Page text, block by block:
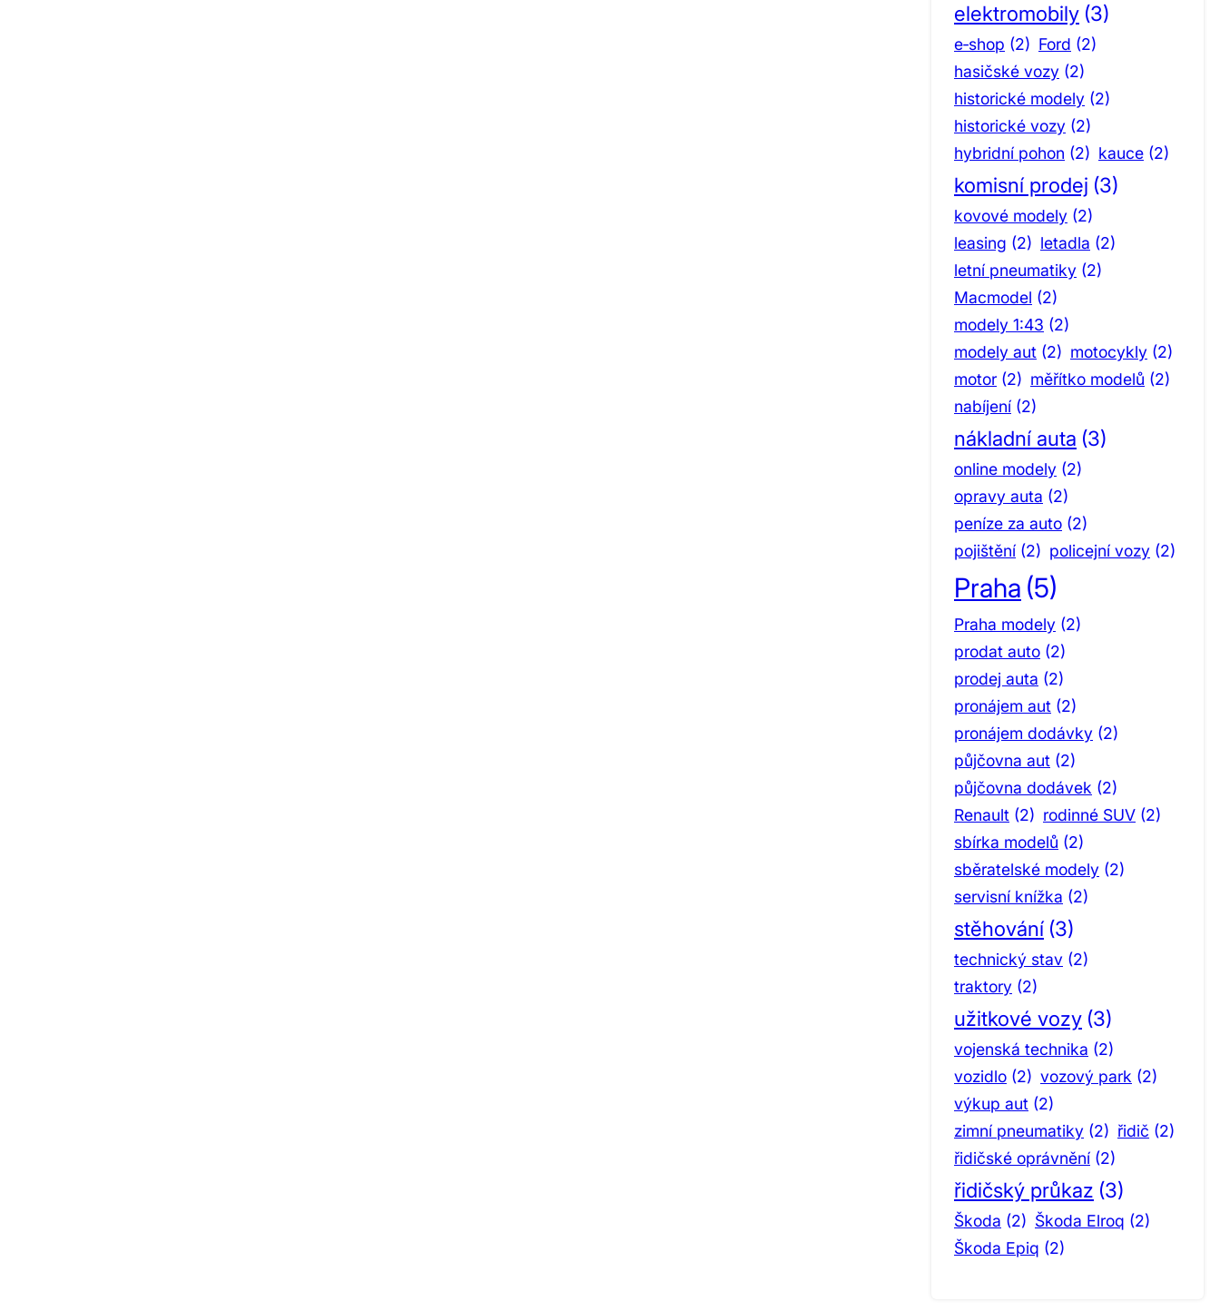
elektromobily (3)
e‑shop (2) Ford (2)
hasičské vozy (2)
historické modely (2)
historické vozy (2)
hybridní pohon (2) kauce (2)
komisní prodej (3)
kovové modely (2)
leasing (2) letadla (2)
letní pneumatiky (2)
Macmodel (2)
modely 1:43 (2)
modely aut (2) motocykly (2)
motor (2) měřítko modelů (2)
nabíjení (2)
nákladní auta (3)
online modely (2)
opravy auta (2)
peníze za auto (2)
pojištění (2) policejní vozy (2)
Praha (5)
Praha modely (2)
prodat auto (2)
prodej auta (2)
pronájem aut (2)
pronájem dodávky (2)
půjčovna aut (2)
půjčovna dodávek (2)
Renault (2) rodinné SUV (2)
sbírka modelů (2)
sběratelské modely (2)
servisní knížka (2)
stěhování (3)
technický stav (2)
traktory (2)
užitkové vozy (3)
vojenská technika (2)
vozidlo (2) vozový park (2)
výkup aut (2)
zimní pneumatiky (2) řidič (2)
řidičské oprávnění (2)
řidičský průkaz (3)
Škoda (2) Škoda Elroq (2)
Škoda Epiq (2)